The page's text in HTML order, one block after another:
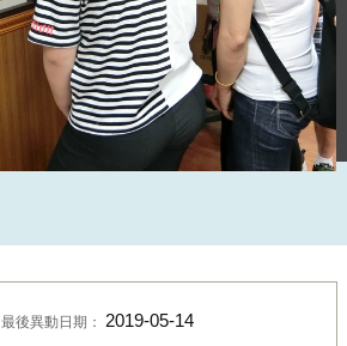
最後異動日期： 2019-05-14